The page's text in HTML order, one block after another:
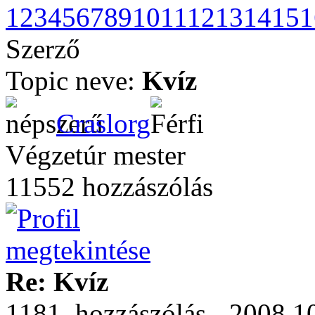
123456789101112131415
Szerző
Topic neve: Kvíz
Craslorg
Végzetúr mester
11552 hozzászólás
Re: Kvíz